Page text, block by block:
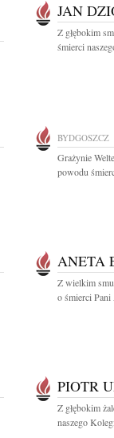
JAN
Z głębokim
śmierci
BYDGOSZCZ
Grażynie
powodu
ANETA
Z wielkim
o śmierci
PIOTR
Z głębokim
naszego